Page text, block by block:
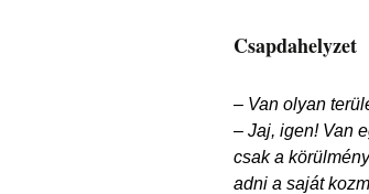
Csapdahelyzet
– Van olyan
– Jaj, igen! Van
csak a
adni a saját